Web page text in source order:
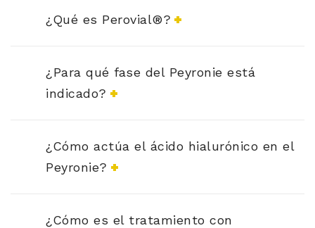
¿Qué es Perovial®?
¿Para qué fase del Peyronie está
indicado?
¿Cómo actúa el ácido hialurónico en el
Peyronie?
¿Cómo es el tratamiento con